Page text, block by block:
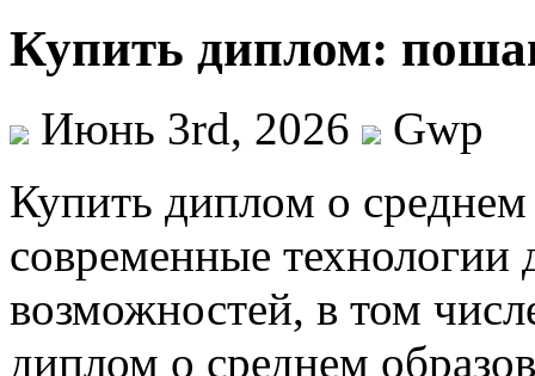
Купить диплом:
Июнь 3rd, 2026
Gwp
Купить диплoм o
современные
возможностей, в том
диплом о среднем